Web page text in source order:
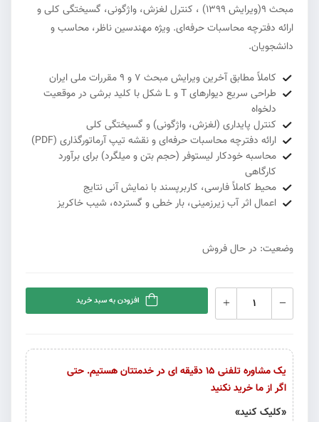
مبحث ۹(ویرایش ۱399) ، کنترل لغزش، واژگونی، گسیختگی کلی و
ارائه دفترچه محاسبات حرفه‌ای. ویژه مهندسین ناظر، محاسب و
دانشجویان.
کاملاً مطابق آخرین ویرایش مبحث ۷ و ۹ مقررات ملی ایران
طراحی سریع دیوارهای T و L شکل با کلید برشی در موقعیت
دلخواه
کنترل پایداری (لغزش، واژگونی) و گسیختگی کلی
ارائه دفترچه محاسبات حرفه‌ای و نقشه تیپ آرماتورگذاری (PDF)
محاسبه خودکار لیستوفر (حجم بتن و میلگرد) برای برآورد
کارگاهی
محیط کاملاً فارسی، کاربرپسند با نمایش آنی نتایج
اعمال اثر آب زیرزمینی، بار خطی و گسترده، شیب خاکریز
وضعیت: در حال فروش
افزودن به سبد خرید
یک مشاوره تلفنی 15 دقیقه ای در خدمتتان هستیم. حتی
اگر از ما خرید نکنید
«کلیک کنید»